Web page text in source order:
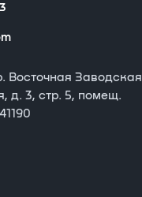
Восточная Заводская
д. 3, стр. 5, помещ.